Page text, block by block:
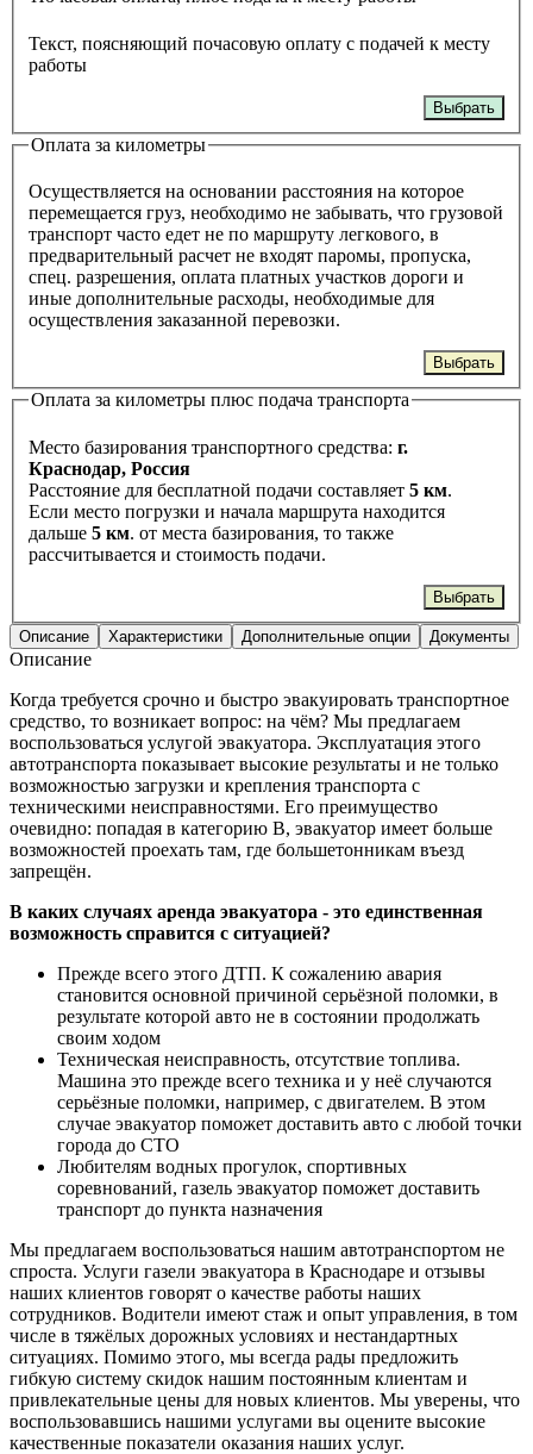
Текст, поясняющий почасовую оплату с подачей к месту
работы
Выбрать
Оплата за километры
Осуществляется на основании расстояния на которое
перемещается груз, необходимо не забывать, что грузовой
транспорт часто едет не по маршруту легкового, в
предварительный расчет не входят паромы, пропуска,
спец. разрешения, оплата платных участков дороги и
иные дополнительные расходы, необходимые для
осуществления заказанной перевозки.
Выбрать
Оплата за километры плюс подача транспорта
Место базирования транспортного средства: г.
Краснодар, Россия
Расстояние для бесплатной подачи составляет 5 км.
Если место погрузки и начала маршрута находится
дальше 5 км. от места базирования, то также
рассчитывается и стоимость подачи.
Выбрать
Описание Характеристики Дополнительные опции Документы
Описание
Когда требуется срочно и быстро эвакуировать транспортное
средство, то возникает вопрос: на чём? Мы предлагаем
воспользоваться услугой эвакуатора. Эксплуатация этого
автотранспорта показывает высокие результаты и не только
возможностью загрузки и крепления транспорта с
техническими неисправностями. Его преимущество
очевидно: попадая в категорию В, эвакуатор имеет больше
возможностей проехать там, где большетонникам въезд
запрещён.
В каких случаях аренда эвакуатора - это единственная
возможность справится с ситуацией?
Прежде всего этого ДТП. К сожалению авария
становится основной причиной серьёзной поломки, в
результате которой авто не в состоянии продолжать
своим ходом
Техническая неисправность, отсутствие топлива.
Машина это прежде всего техника и у неё случаются
серьёзные поломки, например, с двигателем. В этом
случае эвакуатор поможет доставить авто с любой точки
города до СТО
Любителям водных прогулок, спортивных
соревнований, газель эвакуатор поможет доставить
транспорт до пункта назначения
Мы предлагаем воспользоваться нашим автотранспортом не
спроста. Услуги газели эвакуатора в Краснодаре и отзывы
наших клиентов говорят о качестве работы наших
сотрудников. Водители имеют стаж и опыт управления, в том
числе в тяжёлых дорожных условиях и нестандартных
ситуациях. Помимо этого, мы всегда рады предложить
гибкую систему скидок нашим постоянным клиентам и
привлекательные цены для новых клиентов. Мы уверены, что
воспользовавшись нашими услугами вы оцените высокие
качественные показатели оказания наших услуг.